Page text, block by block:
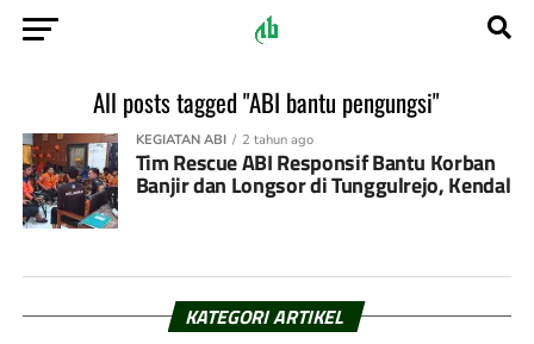
All posts tagged "ABI bantu pengungsi"
KEGIATAN ABI 2 tahun ago
Tim Rescue ABI Responsif Bantu Korban
Banjir dan Longsor di Tunggulrejo, Kendal
KATEGORI ARTIKEL